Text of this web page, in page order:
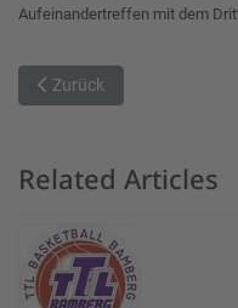
Aufeinandertreffen mit dem
Vorheriger Beitrag: Zwei
Zurück
Related Articles